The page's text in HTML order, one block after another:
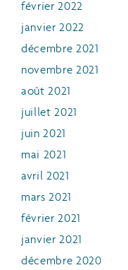
février 2022
janvier 2022
décembre 2021
novembre 2021
août 2021
juillet 2021
juin 2021
mai 2021
avril 2021
mars 2021
février 2021
janvier 2021
décembre 2020